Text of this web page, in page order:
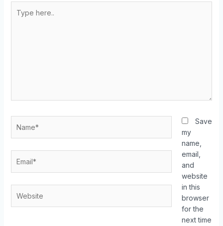
Save
my
name,
email,
and
website
in this
browser
for the
next time